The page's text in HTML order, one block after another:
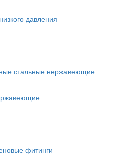
давления
стальные нержавеющие
фитинги